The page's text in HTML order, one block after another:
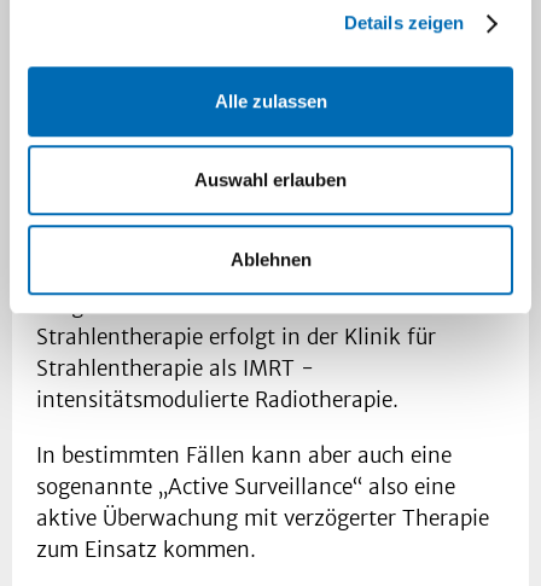
Details zeigen
Alle zulassen
Auswahl erlauben
Ablehnen
mit dem Ziel der vollständigen Heilungvom
Prostatakrebs durchgeführt wird.
die Operation und die Strahlentherapie.
Bei der Operation, die bei uns als minimal-
Roboterunterstützung durchgeführt wird, wird
Strahlentherapie erfolgt in der Klinik für
Strahlentherapie als IMRT -
intensitätsmodulierte Radiotherapie.
In bestimmten Fällen kann aber auch eine
sogenannte „Active Surveillance“ also eine
aktive Überwachung mit verzögerter Therapie
zum Einsatz kommen.